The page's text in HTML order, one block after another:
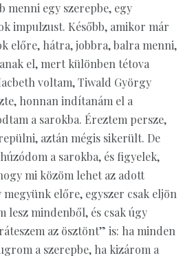
menni egy szerepbe, egy
impulzust. Később, amikor már
előre, hátra, jobbra, balra menni,
el, mert különben tétova
voltam, Tiwald György
honnan indítanám el a
a sarokba. Éreztem persze,
aztán mégis sikerült. De
a sarokba, és figyelek,
mi közöm lehet az adott
megyünk előre, egyszer csak eljön
lesz mindenből, és csak úgy
az ösztönt” is: ha minden
a szerepbe, ha kizárom a